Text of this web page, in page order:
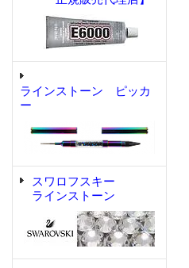
ラインストーン ピッカ
ー
スワロフスキー
ラインストーン